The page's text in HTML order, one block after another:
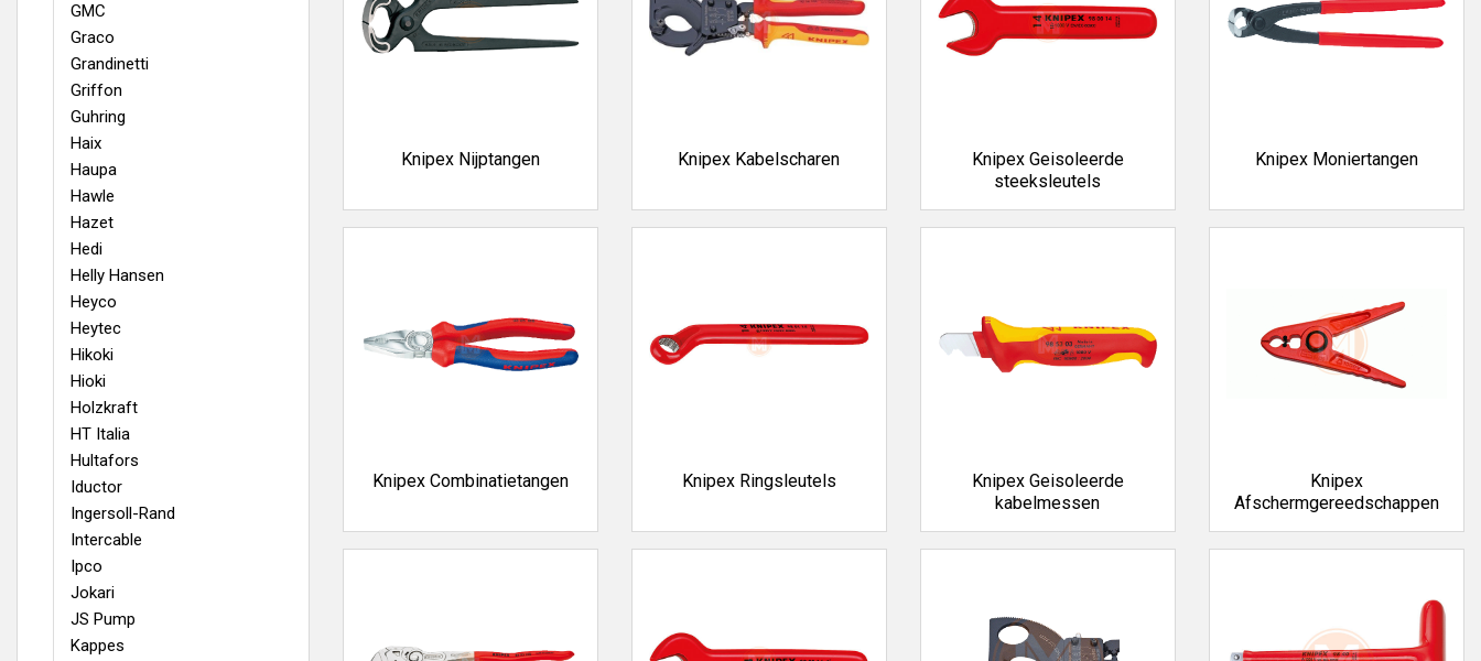
GMC
Graco
Grandinetti
Griffon
Guhring
Haix
Haupa
Hawle
Hazet
Hedi
Helly Hansen
Heyco
Heytec
Hikoki
Hioki
Holzkraft
HT Italia
Hultafors
Iductor
Ingersoll-Rand
Intercable
Ipco
Jokari
JS Pump
Kappes
Knipex Nijptangen Knipex Kabelscharen
Knipex Geisoleerde
steeksleutels
Knipex Moniertangen
Knipex Combinatietangen Knipex Ringsleutels
Knipex Geisoleerde
kabelmessen
Knipex
Afschermgereedschappen